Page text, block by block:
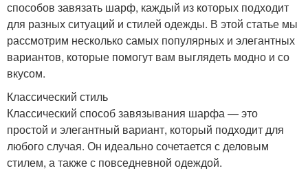
способов завязать шарф, каждый из которых подходит
для разных ситуаций и стилей одежды. В этой статье мы
рассмотрим несколько самых популярных и элегантных
вариантов, которые помогут вам выглядеть модно и со
вкусом.
Классический стиль
Классический способ завязывания шарфа — это
простой и элегантный вариант, который подходит для
любого случая. Он идеально сочетается с деловым
стилем, а также с повседневной одеждой.